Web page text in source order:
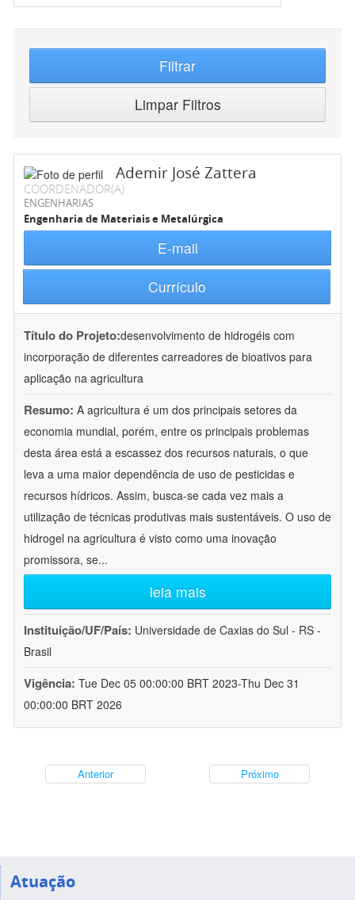
Filtrar
Limpar Filtros
Ademir José Zattera
COORDENADOR(A)
ENGENHARIAS
Engenharia de Materiais e Metalúrgica
E-mail
Currículo
Título do Projeto:desenvolvimento de hidrogéis com
incorporação de diferentes carreadores de bioativos para
aplicação na agricultura
Resumo: A agricultura é um dos principais setores da
economia mundial, porém, entre os principais problemas
desta área está a escassez dos recursos naturais, o que
leva a uma maior dependência de uso de pesticidas e
recursos hídricos. Assim, busca-se cada vez mais a
utilização de técnicas produtivas mais sustentáveis. O uso de
hidrogel na agricultura é visto como uma inovação
promissora, se...
leia mais
Instituição/UF/País: Universidade de Caxias do Sul - RS -
Brasil
Vigência: Tue Dec 05 00:00:00 BRT 2023-Thu Dec 31
00:00:00 BRT 2026
Anterior Próximo
Atuação